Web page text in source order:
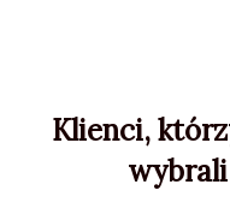
Klienci,